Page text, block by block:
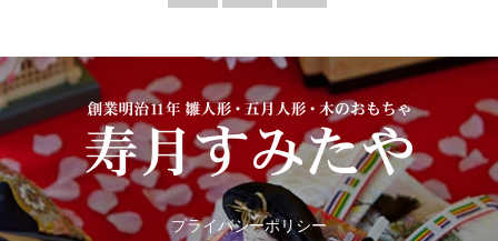
プライバシーポリシー